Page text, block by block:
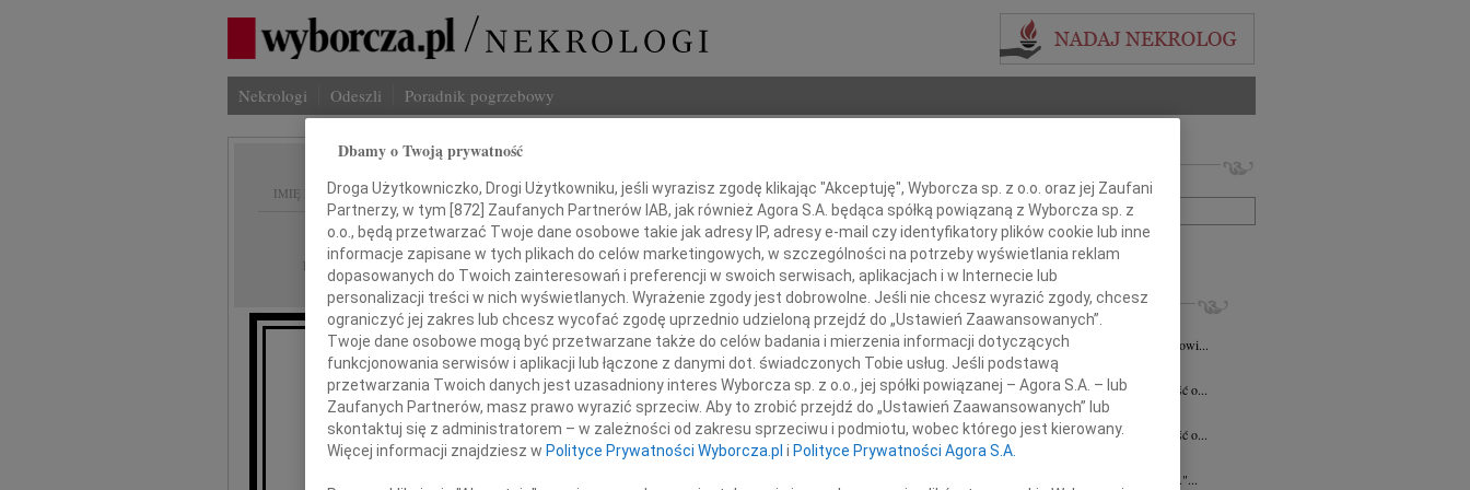
Nekrologi Odeszli Poradnik pogrzebowy
IMIĘ I NAZWISKO:
REGION: Kielce
DATA EMISJI: 12.07.2017
Panu
dr. Maciejowi Ślefarskiemu
Imię i nazwisko lub numer ogłoszenia:
+ szukanie zaawansowane
INNE NEKROLOGI
Bożena Szostakiewicz20.07.2026
Drogiemu Koledze Panu Notariuszowi Piotrowi...
20.05.2026Kielce
Z głębokim smutkiem przyjęliśmy wiadomość o...
Damian Pełka15.04.2026 Kielce
Z głębokim smutkiem przyjęliśmy wiadomość o...
Emilia Czekaj
"Nie umiera ten, kto trwa w pamięci żywych."...
Dbamy o Twoją prywatność
Droga Użytkowniczko, Drogi Użytkowniku, jeśli wyrazisz zgodę klikając "Akceptuję", Wyborcza sp. z o.o. oraz jej Zaufani
Partnerzy, w tym [ 872 ] Zaufanych Partnerów IAB, jak również Agora S.A. będąca spółką powiązaną z Wyborcza sp. z
o.o., będą przetwarzać Twoje dane osobowe takie jak adresy IP, adresy e-mail czy identyfikatory plików cookie lub inne
informacje zapisane w tych plikach do celów marketingowych, w szczególności na potrzeby wyświetlania reklam
dopasowanych do Twoich zainteresowań i preferencji w swoich serwisach, aplikacjach i w Internecie lub
personalizacji treści w nich wyświetlanych. Wyrażenie zgody jest dobrowolne. Jeśli nie chcesz wyrazić zgody, chcesz
ograniczyć jej zakres lub chcesz wycofać zgodę uprzednio udzieloną przejdź do „Ustawień Zaawansowanych”.
Twoje dane osobowe mogą być przetwarzane także do celów badania i mierzenia informacji dotyczących
funkcjonowania serwisów i aplikacji lub łączone z danymi dot. świadczonych Tobie usług. Jeśli podstawą
przetwarzania Twoich danych jest uzasadniony interes Wyborcza sp. z o.o., jej spółki powiązanej – Agora S.A. – lub
Zaufanych Partnerów, masz prawo wyrazić sprzeciw. Aby to zrobić przejdź do „Ustawień Zaawansowanych” lub
skontaktuj się z administratorem – w zależności od zakresu sprzeciwu i podmiotu, wobec którego jest kierowany.
Więcej informacji znajdziesz w Polityce Prywatności Wyborcza.pl i Polityce Prywatności Agora S.A.